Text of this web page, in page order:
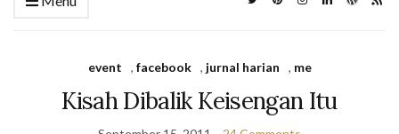
event , facebook , jurnal harian , me
Kisah Dibalik Keisengan Itu